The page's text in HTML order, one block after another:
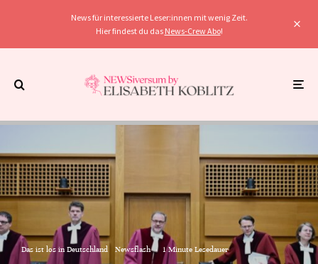
News für interessierte Leser:innen mit wenig Zeit.
Hier findest du das News-Crew Abo!
Das ist los in Deutschland Newsflash · 1 Minute Lesedauer